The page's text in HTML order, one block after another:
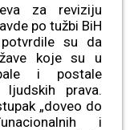
za reviziju
po tužbi BiH
su da
koje su u
i postale
prava.
„doveo do
i